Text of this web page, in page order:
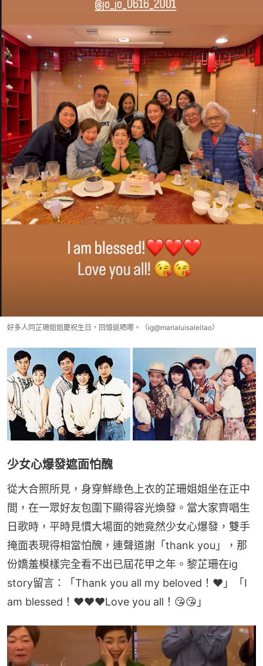
好多人同芷珊姐姐慶祝生日，回憶返晒嚟。（ig@marialuisaleitao）
少女心爆發遮面怕醜
從大合照所見，身穿鮮綠色上衣的芷珊姐姐坐在正中
間，在一眾好友包圍下顯得容光煥發。當大家齊唱生
日歌時，平時見慣大場面的她竟然少女心爆發，雙手
掩面表現得相當怕醜，連聲道謝「thank you」，那
份嬌羞模樣完全看不出已屆花甲之年。黎芷珊在ig
story留言：「Thank you all my beloved！❤️」「I
am blessed！❤️❤️❤️Love you all！😘😘」